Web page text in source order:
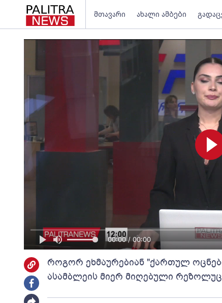
მთავარი ახალი ამბები
00:00 / 00:00
როგორ ეხმაურებიან "ქართულ
ასამბლეის მიერ მიღებული